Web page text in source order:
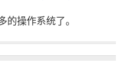
操作系统了。